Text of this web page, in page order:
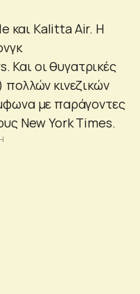
και Kalitta Air. Η
Και οι θυγατρικές
κινεζικών
με παράγοντες
New York Times.